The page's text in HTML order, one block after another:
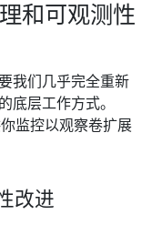
和可观测性
我们几乎完全重新
层工作方式。
监控以观察卷扩展
改进